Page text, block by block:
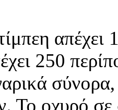
απέχει
250
Το οχυρό